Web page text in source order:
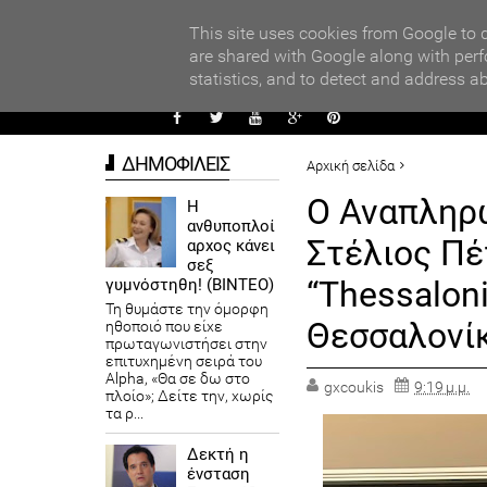
Αρχική σελίδα
ΠΟΛΙΤΙΚΗ
Ο Αναπληρωτής Υπουργός
Summit”, στη Θεσσαλονίκη
Ο
Στέλιος
gxcoukis 9:19 μ.μ.
ΔΗΜΟΦΙΛΕΙΣ
Η
ανθυποπλοί
αρχος κάνει
σεξ
γυμνόστηθη! (ΒΙΝΤΕΟ)
Τη θυμάστε την όμορφη
ηθοποιό που είχε
πρωταγωνιστήσει στην
επιτυχημένη σειρά του
Alpha, «Θα σε δω στο
πλοίο»; Δείτε την, χωρίς
τα ρ...
Δεκτή η
ένσταση
This site uses cookies from Google to
are shared with Google along with
statistics, and to detect and address